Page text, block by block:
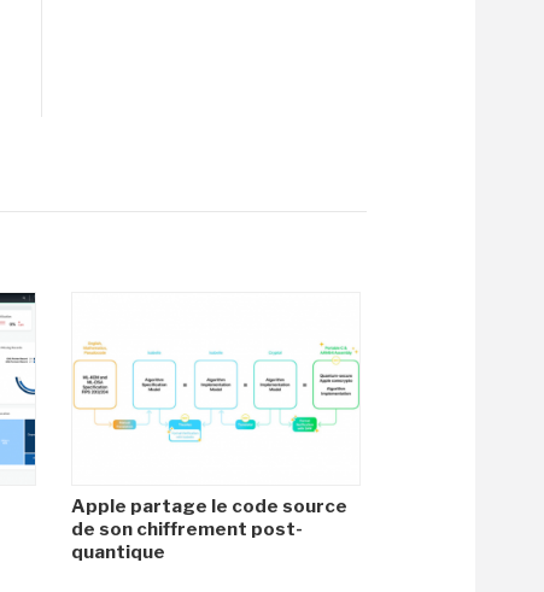
Apple partage le code source
de son chiffrement post-
quantique